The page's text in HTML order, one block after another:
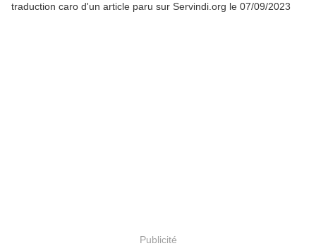
traduction caro d'un article paru sur Servindi.org le 07/09/2023
Publicité